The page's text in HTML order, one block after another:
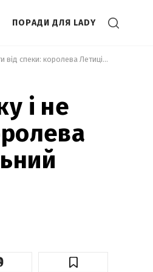
ПОРАДИ ДЛЯ LADY
Як носити костюм влітку і не помирати від спеки: королева Летиція показала стильний образ
і не